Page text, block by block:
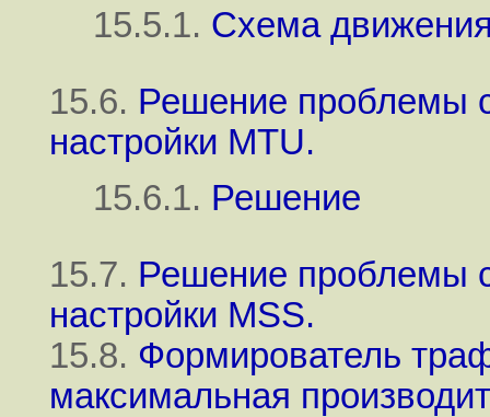
15.5.1. Схема
15.6. Решение проблемы
настройки MTU.
15.6.1. Решение
15.7. Решение проблемы
настройки MSS.
15.8. Формирователь
максимальная